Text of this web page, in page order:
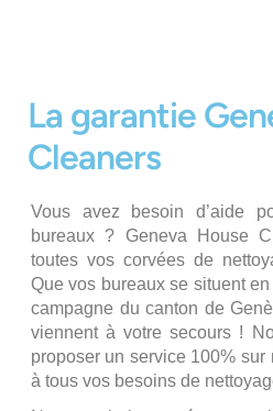
La garantie
Cleaners
Vous avez besoin d’aide
bureaux ? Geneva House
toutes vos corvées de
Que vos bureaux se situent
campagne du canton de
viennent à votre secours !
proposer un service 100% sur
à tous vos besoins de